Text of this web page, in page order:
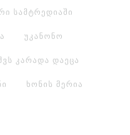
სამტრედიაში
უკანონო
კარადა დაეცა
ხონის მერია